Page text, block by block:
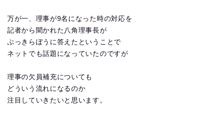
万が一、理事が9名になった時の対応を
記者から聞かれた八角理事長が
ぶっきらぼうに答えたということで
ネットでも話題になっていたのですが
理事の欠員補充についても
どういう流れになるのか
注目していきたいと思います。